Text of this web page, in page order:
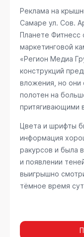
Реклама на
Самаре ул. Сов.
Планете Фитнесс
маркетинговой
«Регион Медиа
конструкций
вложения, но
полотен на
притягивающими
Цвета и шрифты
информация
ракурсов и была
и появлении
выигрышно
тёмное время